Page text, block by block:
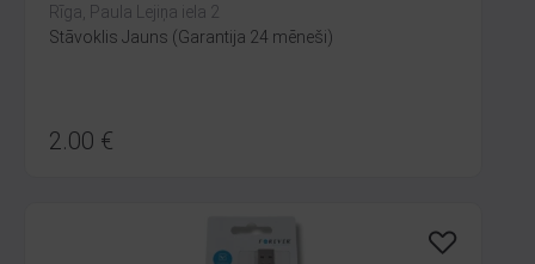
Rīga, Paula Lejiņa iela 2
Stāvoklis Jauns (Garantija 24 mēneši)
2.00 €